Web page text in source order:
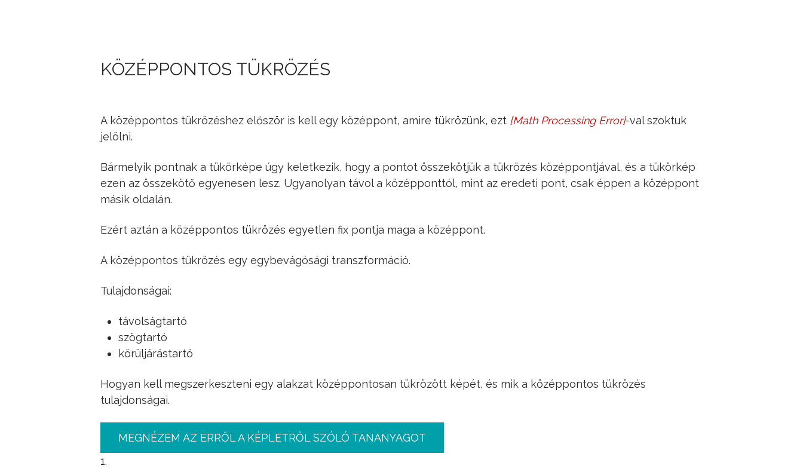
KÖZÉPPONTOS TÜKRÖZÉS
A középpontos tükrözéshez először is kell egy középpont, amire tükrözünk, ezt [Math Processing Error]
O
-val szoktuk
jelölni.
Bármelyik pontnak a tükörképe úgy keletkezik, hogy a pontot összekötjük a tükrözés középpontjával, és a tükörkép
ezen az összekötő egyenesen lesz. Ugyanolyan távol a középponttól, mint az eredeti pont, csak éppen a középpont
másik oldalán.
Ezért aztán a középpontos tükrözés egyetlen fix pontja maga a középpont.
A középpontos tükrözés egy egybevágósági transzformáció.
Tulajdonságai:
távolságtartó
szögtartó
körüljárástartó
Hogyan kell megszerkeszteni egy alakzat középpontosan tükrözött képét, és mik a középpontos tükrözés
tulajdonságai.
MEGNÉZEM AZ ERRŐL A KÉPLETRŐL SZÓLÓ TANANYAGOT
1.